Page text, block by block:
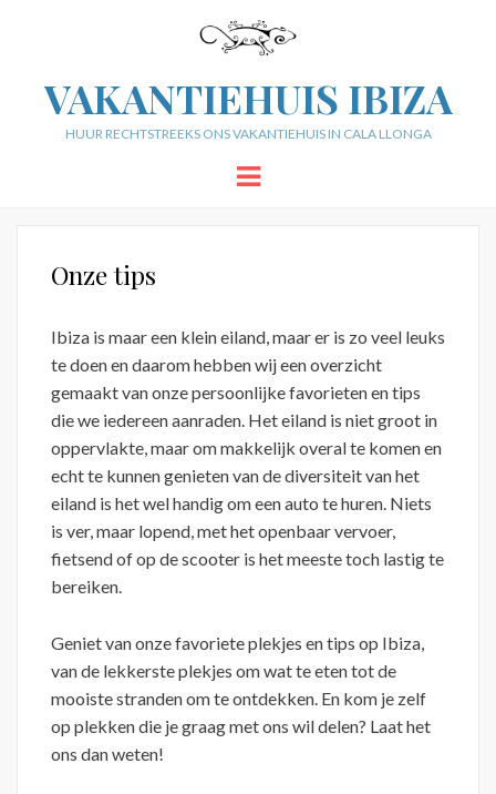
VAKANTIEHUIS IBIZA
HUUR RECHTSTREEKS ONS VAKANTIEHUIS IN CALA LLONGA
Menu
Onze tips
Ibiza is maar een klein eiland, maar er is zo veel leuks
te doen en daarom hebben wij een overzicht
gemaakt van onze persoonlijke favorieten en tips
die we iedereen aanraden. Het eiland is niet groot in
oppervlakte, maar om makkelijk overal te komen en
echt te kunnen genieten van de diversiteit van het
eiland is het wel handig om een auto te huren. Niets
is ver, maar lopend, met het openbaar vervoer,
fietsend of op de scooter is het meeste toch lastig te
bereiken.
Geniet van onze favoriete plekjes en tips op Ibiza,
van de lekkerste plekjes om wat te eten tot de
mooiste stranden om te ontdekken. En kom je zelf
op plekken die je graag met ons wil delen? Laat het
ons dan weten!